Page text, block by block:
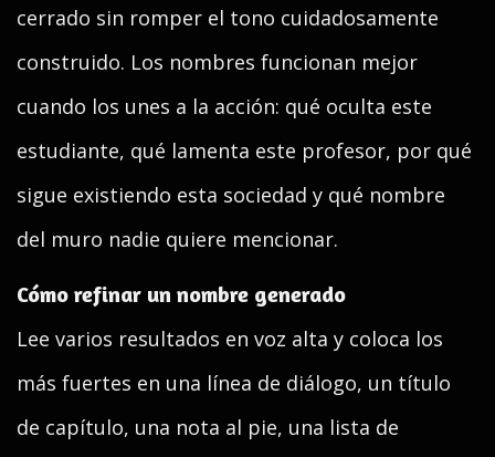
cerrado sin romper el tono cuidadosamente
construido. Los nombres funcionan mejor
cuando los unes a la acción: qué oculta este
estudiante, qué lamenta este profesor, por qué
sigue existiendo esta sociedad y qué nombre
del muro nadie quiere mencionar.
Cómo refinar un nombre generado
Lee varios resultados en voz alta y coloca los
más fuertes en una línea de diálogo, un título
de capítulo, una nota al pie, una lista de